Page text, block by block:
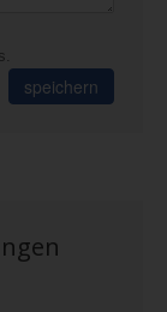
speichern